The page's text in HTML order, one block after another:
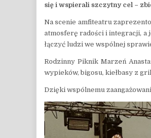
się i wspierali szczytny cel –
Na scenie amfiteatru
atmosferę radości i integracji, a
łączyć ludzi we wspólnej
Rodzinny Piknik Marzeń
wypieków, bigosu, kiełbasy z
Dzięki wspólnemu